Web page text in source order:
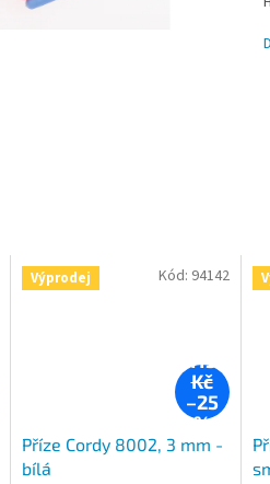
Výprodej
115
Kč
–25
%
Příze Cordy 8002, 3 mm -
bílá
Kód: 94142